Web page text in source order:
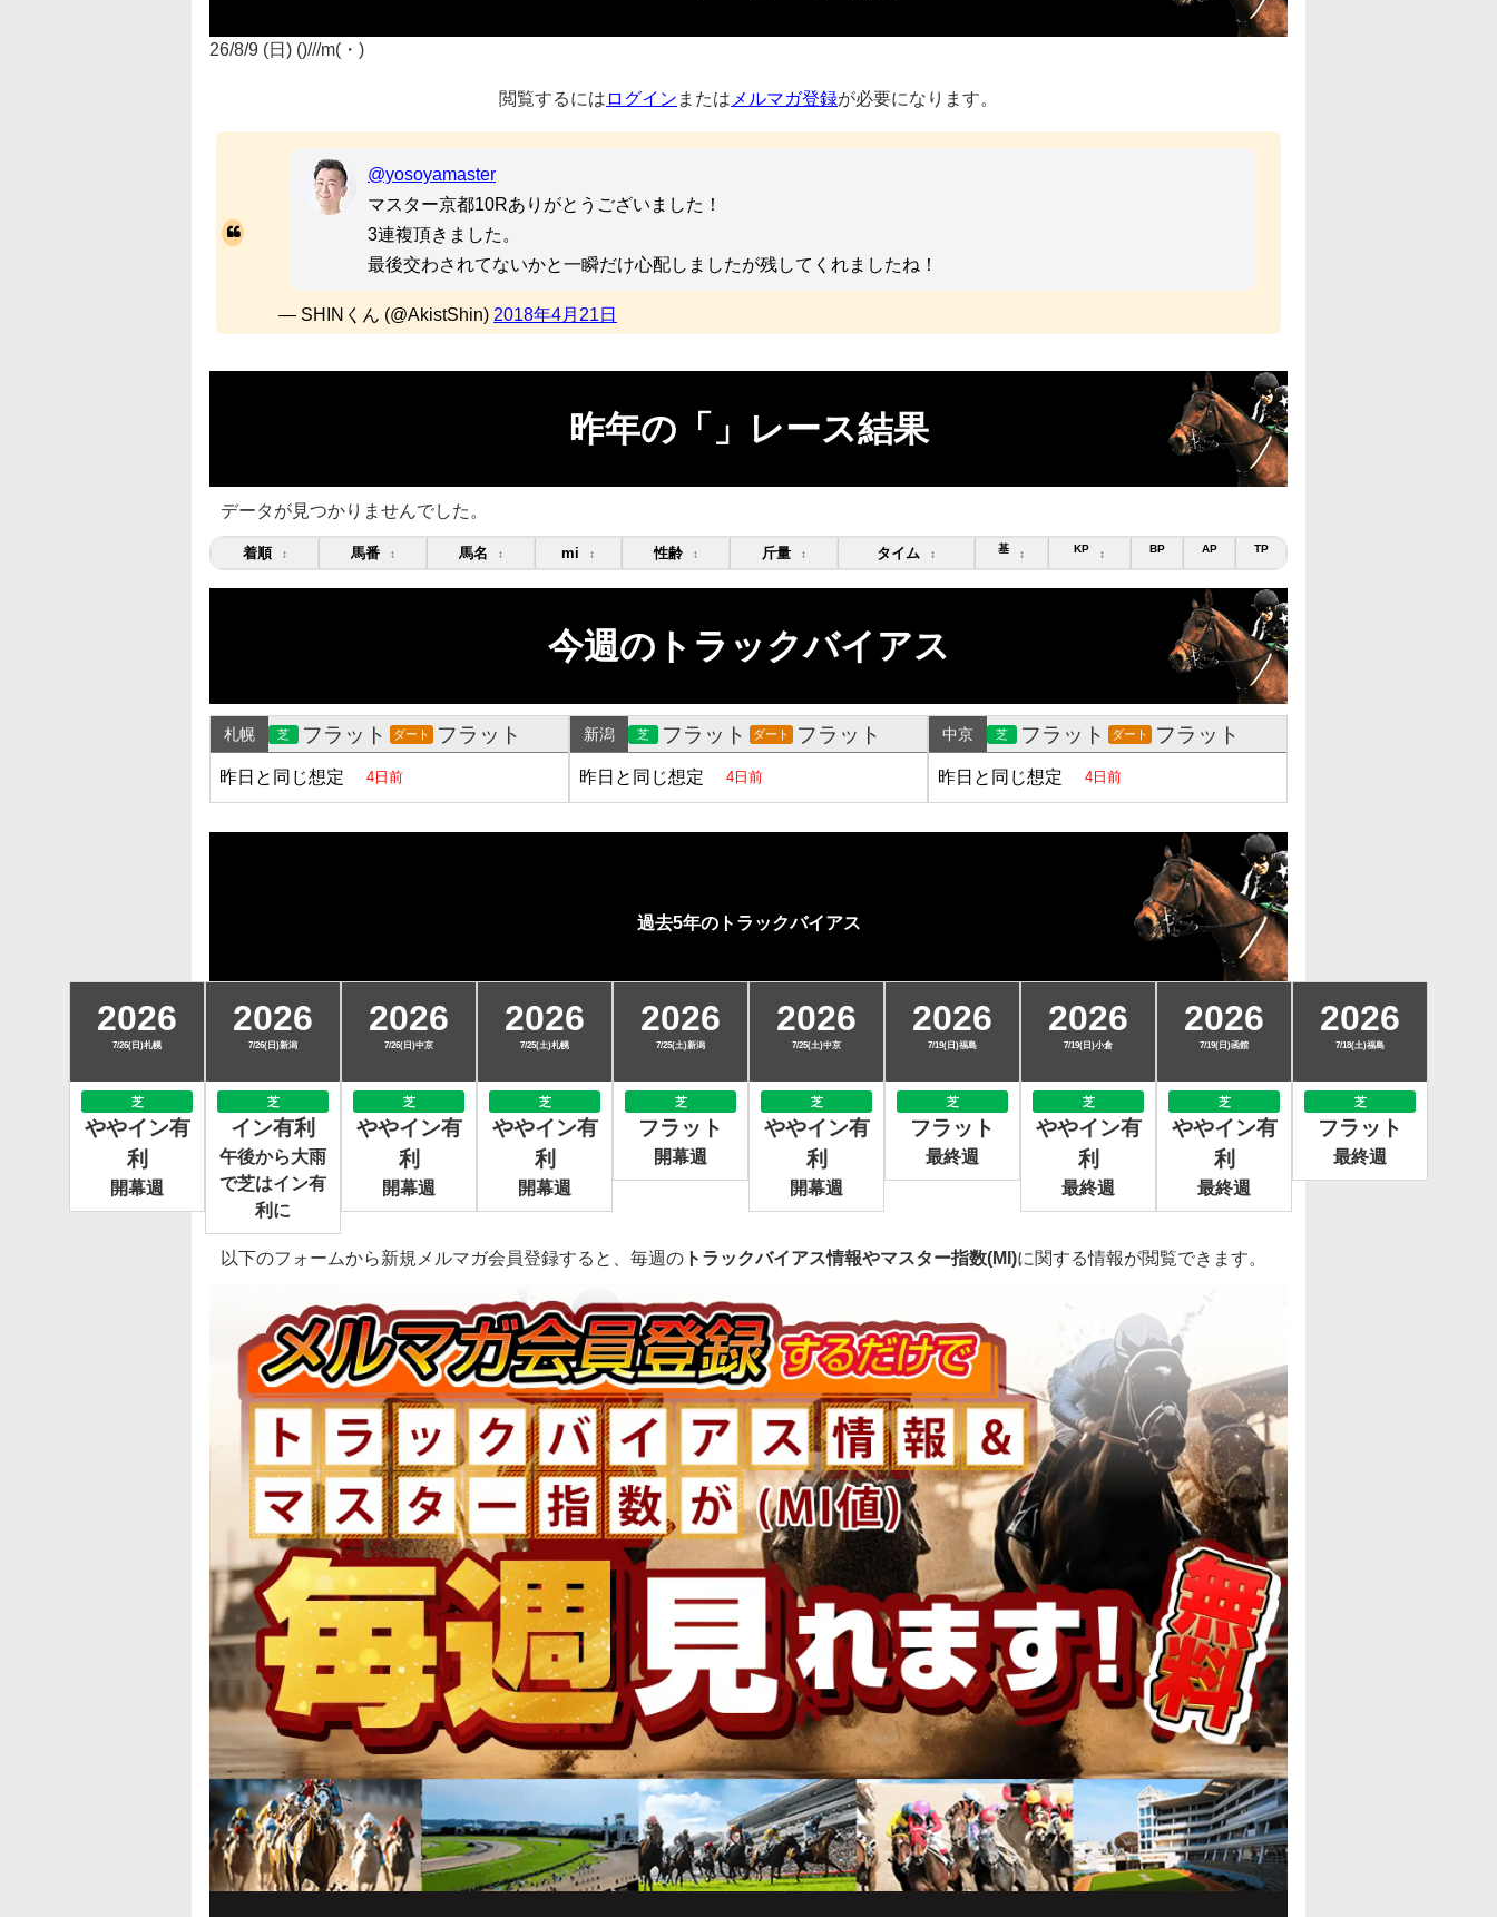
26/8/9 (日) ()///m(・)
閲覧するには ログイン または メルマガ登録が必要になります。
@yosoyamaster
マスター京都10Rありがとうございました！
3連複頂きました。
最後交わされてないかと一瞬だけ心配しましたが残してくれましたね！
— SHINくん (@AkistShin) 2018年4月21日
昨年の「」レース結果
データが見つかりませんでした。
着順 ↕ 馬番 ↕ 馬名 ↕ mi ↕ 性齢 ↕ 斤量 ↕ タイム ↕ 基 ↕ KP ↕ BP AP TP
今週のトラックバイアス
札幌 芝 フラット ダート フラット
昨日と同じ想定 4日前
新潟 芝 フラット ダート フラット
昨日と同じ想定 4日前
中京 芝 フラット ダート フラット
昨日と同じ想定 4日前
過去5年のトラックバイアス
2026
7/26(日)札幌
芝
ややイン有
利
開幕週
2026
7/26(日)新潟
芝
イン有利
午後から大雨
で芝はイン有
利に
2026
7/26(日)中京
芝
ややイン有
利
開幕週
2026
7/25(土)札幌
芝
ややイン有
利
開幕週
2026
7/25(土)新潟
芝
フラット
開幕週
2026
7/25(土)中京
芝
ややイン有
利
開幕週
2026
7/19(日)福島
芝
フラット
最終週
2026
7/19(日)小倉
芝
ややイン有
利
最終週
2026
7/19(日)函館
芝
ややイン有
利
最終週
2026
7/18(土)福島
芝
フラット
最終週
以下のフォームから新規メルマガ会員登録すると、毎週の トラックバイアス情報やマスター指数(MI)に関する情報が閲覧できます。